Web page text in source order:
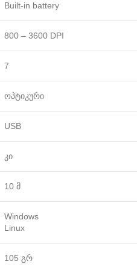
Built-in battery
800 – 3600 DPI
7
ოპტიკური
USB
კი
10 მ
Windows
Linux
105 გრ